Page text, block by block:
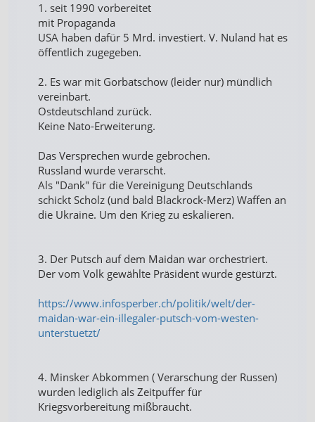
1. seit 1990 vorbereitet
mit Propaganda
USA haben dafür 5 Mrd. investiert. V. Nuland hat es
öffentlich zugegeben.
2. Es war mit Gorbatschow (leider nur) mündlich
vereinbart.
Ostdeutschland zurück.
Keine Nato-Erweiterung.
Das Versprechen wurde gebrochen.
Russland wurde verarscht.
Als "Dank" für die Vereinigung Deutschlands
schickt Scholz (und bald Blackrock-Merz) Waffen an
die Ukraine. Um den Krieg zu eskalieren.
3. Der Putsch auf dem Maidan war orchestriert.
Der vom Volk gewählte Präsident wurde gestürzt.
https://www.infosperber.ch/politik/welt/der-
maidan-war-ein-illegaler-putsch-vom-westen-
unterstuetzt/
4. Minsker Abkommen ( Verarschung der Russen)
wurden lediglich als Zeitpuffer für
Kriegsvorbereitung mißbraucht.